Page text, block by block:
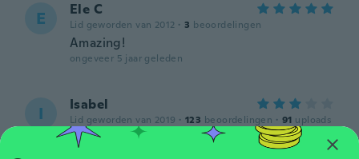
E Ele C
Lid geworden van 2012 · 3 beoordelingen
Amazing!
ongeveer 5 jaar geleden
I Isabel
Lid geworden van 2019 · 123 beoordelingen · 91 uploads
Bonitos aunque uno de ellos no es el que
pedi... 🤣 pero estan lindos igual